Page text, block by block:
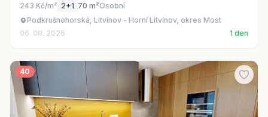
243 Kč/m² 2+1 70 m²Osobní
Podkrušnohorská, Litvínov - Horní Litvínov, okres Most
06. 08. 2026
1 den
40